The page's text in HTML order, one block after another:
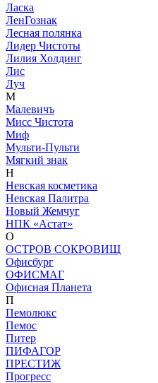
Ласка
ЛенГознак
Лесная полянка
Лидер Чистоты
Лилия Холдинг
Лис
Луч
М
Малевичъ
Мисс Чистота
Миф
Мульти-Пульти
Мягкий знак
Н
Невская косметика
Невская Палитра
Новый Жемчуг
НПК «Астат»
О
ОСТРОВ СОКРОВИЩ
Офисбург
ОФИСМАГ
Офисная Планета
П
Пемолюкс
Пемос
Питер
ПИФАГОР
ПРЕСТИЖ
Прогресс